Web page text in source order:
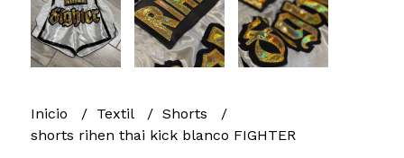
Inicio Textil
Shorts
shorts rihen thai kick blanco FIGHTER